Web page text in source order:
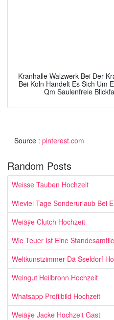
Kranhalle Walzwerk Bei Der
Bei Koln Handelt Es Sich Um
Qm Saulenfreie
Source : pinterest.com
Random Posts
Weisse Tauben Hochzeit
Wieviel Tage Sonderurlaub Bei
Weiãÿe Clutch Hochzeit
Wie Teuer Ist Eine
Weltkunstzimmer Dã Sseldorf
Weingut Heilbronn Hochzeit
Whatsapp Profilbild Hochzeit
Weiãÿe Jacke Hochzeit Gast